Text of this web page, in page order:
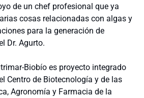
de un chef profesional que ya
cosas relacionadas con algas y
para la generación de
Dr. Agurto.
Biobío es proyecto integrado
Centro de Biotecnología y de las
Agronomía y Farmacia de la